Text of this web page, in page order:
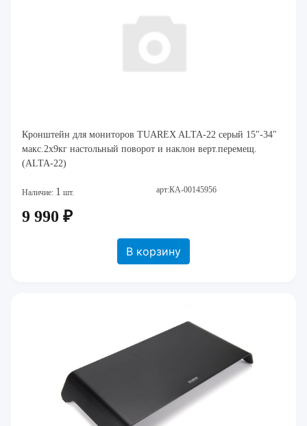
Кронштейн для мониторов TUAREX ALTA-22 серый 15"-34"
макс.2x9кг настольный поворот и наклон верт.перемещ.
(ALTA-22)
Наличие: 1 шт. арт:КА-00145956
9 990 ₽
В корзину